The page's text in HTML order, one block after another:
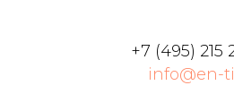
+7 (495) 215
info@en-